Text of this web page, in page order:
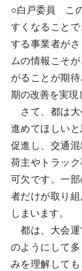
○白戸委員 こ
すくなること
する事業者が
ムの情報こそ
がることが期
期の改善を実現
さて、都は大
進めてほしい
促進し、交通
荷主やトラッ
可欠です。一
者だけが取り
しまいます。
都は、大会運
のようにして
みを理解して